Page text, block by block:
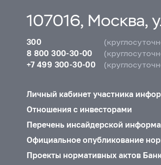
107016, Москва,
300
8 800 300-30-00
+7 499 300-30-00
Личный кабинет участника
Отношения с инвесторами
Перечень инсайдерской
Официальное опубликование
Проекты нормативных актов